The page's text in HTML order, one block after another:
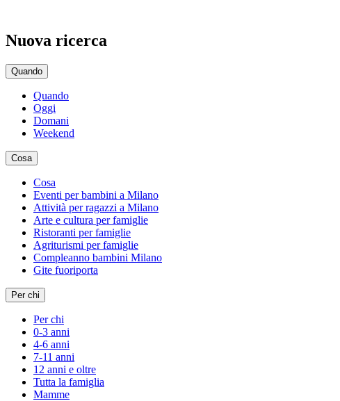
Nuova ricerca
Quando
Quando
Oggi
Domani
Weekend
Cosa
Cosa
Eventi per bambini a Milano
Attività per ragazzi a Milano
Arte e cultura per famiglie
Ristoranti per famiglie
Agriturismi per famiglie
Compleanno bambini Milano
Gite fuoriporta
Per chi
Per chi
0-3 anni
4-6 anni
7-11 anni
12 anni e oltre
Tutta la famiglia
Mamme